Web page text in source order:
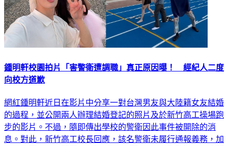
鍾明軒校園拍片「害警衛遭調職」真正原因曝！ 經紀人二度
向校方道歉
網紅鍾明軒近日在影片中分享一對台灣男友與大陸籍女友結婚
的過程，並公開兩人辦理結婚登記的照片及於新竹高工操場跑
步的影片。不過，隨即傳出學校的警衛因此事件被開除的消
息。對此，新竹高工校長回應，該名警衛未履行通報義務，加